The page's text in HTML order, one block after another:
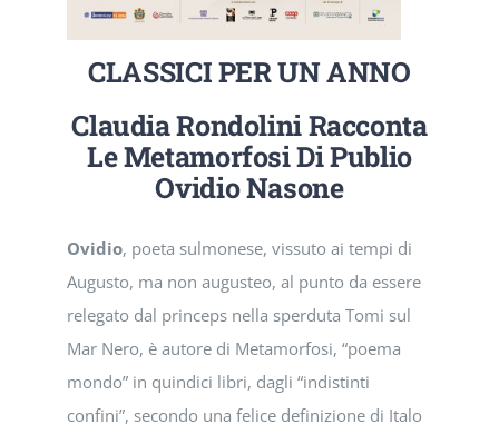
EVENTI E NEWS
ATTIVITÀ EDITORIALE
CLASSICI PER UN ANNO
Claudia Rondolini Racconta
Le MetamorfosiDiPublio
Ovidio Nasone
Ovidio, poeta sulmonese, vissuto ai tempi di
Augusto, ma non augusteo, al punto da essere
relegato dal princeps nella sperduta Tomi sul
Mar Nero, è autore di Metamorfosi, “poema
mondo” in quindici libri, dagli “indistinti
confini”, secondo una felice definizione di Italo